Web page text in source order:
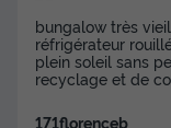
bungalow très
réfrigérateur
plein soleil sans
recyclage et de
171florenceb